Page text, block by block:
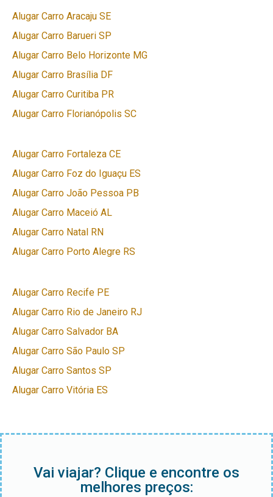
Alugar Carro Aracaju SE
Alugar Carro Barueri SP
Alugar Carro Belo Horizonte MG
Alugar Carro Brasília DF
Alugar Carro Curitiba PR
Alugar Carro Florianópolis SC
Alugar Carro Fortaleza CE
Alugar Carro Foz do Iguaçu ES
Alugar Carro João Pessoa PB
Alugar Carro Maceió AL
Alugar Carro Natal RN
Alugar Carro Porto Alegre RS
Alugar Carro Recife PE
Alugar Carro Rio de Janeiro RJ
Alugar Carro Salvador BA
Alugar Carro São Paulo SP
Alugar Carro Santos SP
Alugar Carro Vitória ES
Vai viajar? Clique e encontre os
melhores preços: